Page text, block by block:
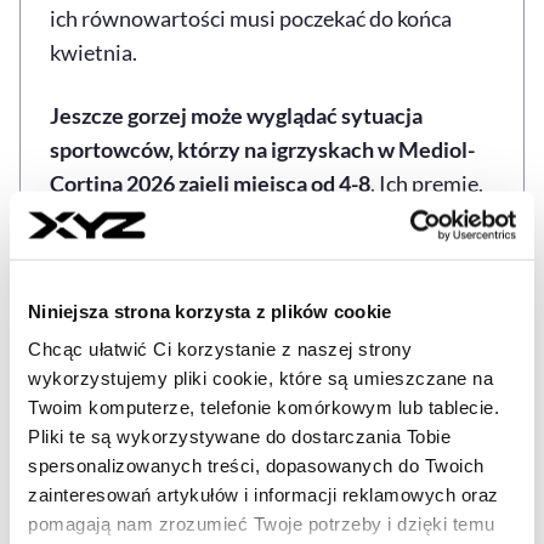
Niniejsza strona korzysta z plików cookie
Chcąc ułatwić Ci korzystanie z naszej strony
wykorzystujemy pliki cookie, które są umieszczane na
Twoim komputerze, telefonie komórkowym lub tablecie.
Pliki te są wykorzystywane do dostarczania Tobie
spersonalizowanych treści, dopasowanych do Twoich
zainteresowań artykułów i informacji reklamowych oraz
pomagają nam zrozumieć Twoje potrzeby i dzięki temu
ich równowartości musi poczekać do końca
kwietnia.
Jeszcze gorzej może wyglądać sytuacja
sportowców, którzy na igrzyskach w Mediol-
Cortina 2026 zajęli miejsca od 4-8. Ich premie,
od równowartości 50 tys. zł do 10 tys. zł w
Łyżwiarz Damian Żurek, który w Mediolanie i
Cortinie d'Ampezzo dwa razy był czwarty, w
rozmowie z WP SportoweFakty ujawnił, że
podpisał już akt notarialny na zakup
mieszkania, za które miał zapłacić także
pieniędzmi wywalczonymi na igrzyskach.